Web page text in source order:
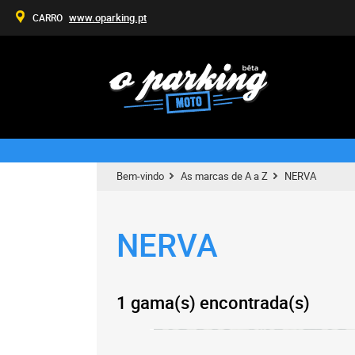
Bem-vindo As marcas de A a Z NERVA
NERVA
1 gama(s) encontrada(s)
CARRO www.oparking.pt